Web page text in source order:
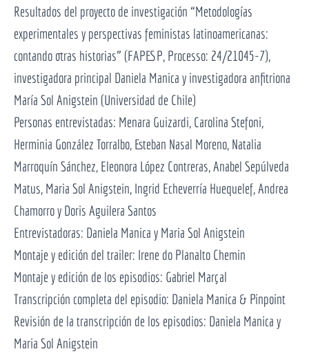
Resultados del proyecto de investigación “Metodologías
experimentales y perspectivas feministas latinoamericanas:
contando otras historias” (FAPESP, Processo: 24/21045-7),
investigadora principal Daniela Manica y investigadora anfitriona
María Sol Anigstein (Universidad de Chile)
Personas entrevistadas: Menara Guizardi, Carolina Stefoni,
Herminia González Torralbo, Esteban Nasal Moreno, Natalia
Marroquín Sánchez, Eleonora López Contreras, Anabel Sepúlveda
Matus, Maria Sol Anigstein, Ingrid Echeverría Huequelef, Andrea
Chamorro y Doris Aguilera Santos
Entrevistadoras: Daniela Manica y Maria Sol Anigstein
Montaje y edición del trailer: Irene do Planalto Chemin
Montaje y edición de los episodios: Gabriel Marçal
Transcripción completa del episodio: Daniela Manica & Pinpoint
Revisión de la transcripción de los episodios: Daniela Manica y
Maria Sol Anigstein